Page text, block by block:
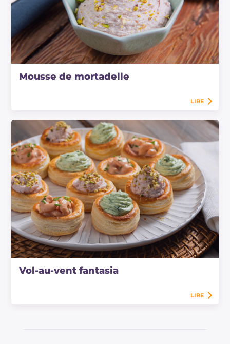
Mousse de mortadelle
LIRE
Vol-au-vent fantasia
LIRE